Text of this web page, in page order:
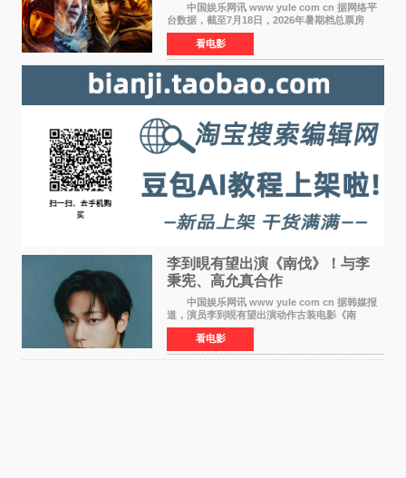
中国娱乐网讯 www yule com cn 据网络平
台数据，截至7月18日，2026年暑期档总票房
（含预售）已正式突破40亿元大关，年度总票房
也随之逼近197亿元。超百部中外佳片同台竞技，
点燃了盛夏的电
看电影
李到晛有望出演《南伐》！与李
秉宪、高允真合作
中国娱乐网讯 www yule com cn 据韩媒报
道，演员李到晛有望出演动作古装电影《南
伐》，与李秉宪、高允真合作，引发关注。
该片为动作古装片，讲述朝鲜初期，为了解救被
倭寇绑走的俘虏，9
看电影